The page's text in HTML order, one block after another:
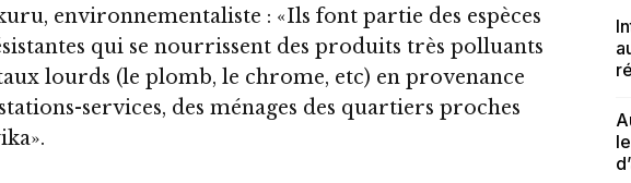
environnementaliste : «Ils font partie des espèces
qui se nourrissent des produits très polluants
lourds (le plomb, le chrome, etc) en provenance
services, des ménages des quartiers proches